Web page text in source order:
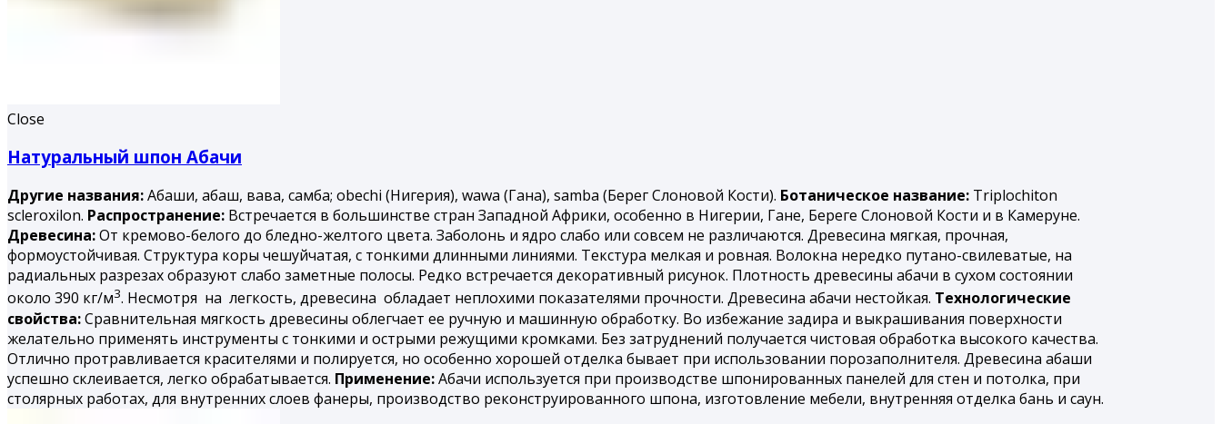
Close
Натуральный шпон Абачи
Другие названия:Абаши, абаш, вава, самба; obechi (Нигерия), wawa (Гана), samba (Берег Слоновой Кости). Ботаническое название: Triplochiton
scleroxilon. Распространение: Встречается в большинстве стран Западной Африки, особенно в Нигерии, Гане, Береге Слоновой Кости и в Камеруне.
Древесина:От кремово-белого до бледно-желтого цвета. Заболонь и ядро слабо или совсем не различаются. Древесина мягкая, прочная,
формоустойчивая. Структура коры чешуйчатая, с тонкими длинными линиями. Текстура мелкая и ровная. Волокна нередко путано-свилеватые, на
радиальных разрезах образуют слабо заметные полосы. Редко встречается декоративный рисунок. Плотность древесины абачи в сухом состоянии
около 390 кг/м3. Несмотря на легкость, древесина обладает неплохими показателями прочности. Древесина абачи нестойкая. Технологические
свойства:Сравнительная мягкость древесины облегчает ее ручную и машинную обработку. Во избежание задира и выкрашивания поверхности
желательно применять инструменты с тонкими и острыми режущими кромками. Без затруднений получается чистовая обработка высокого качества.
Отлично протравливается красителями и полируется, но особенно хорошей отделка бывает при использовании порозаполнителя. Древесина абаши
успешно склеивается, легко обрабатывается. Применение:Абачи используется при производстве шпонированных панелей для стен и потолка, при
столярных работах, для внутренних слоев фанеры, производство реконструированного шпона, изготовление мебели, внутренняя отделка бань и саун.